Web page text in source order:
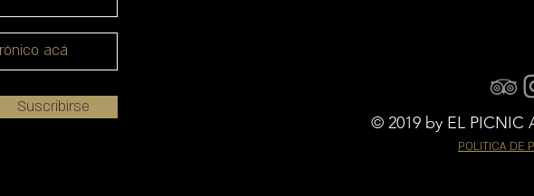
Suscribirse
© 2019 by EL PICNIC
POLITICA DE